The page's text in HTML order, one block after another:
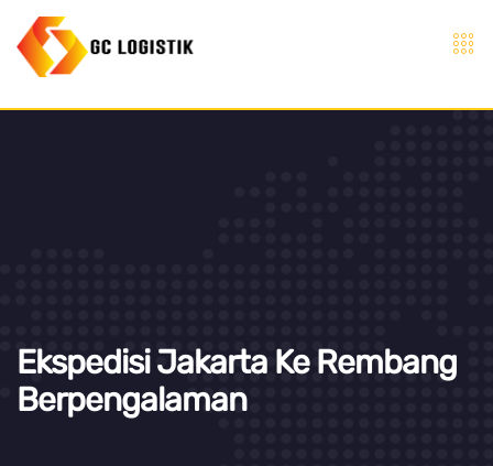
Ekspedisi Jakarta Ke Rembang
Berpengalaman